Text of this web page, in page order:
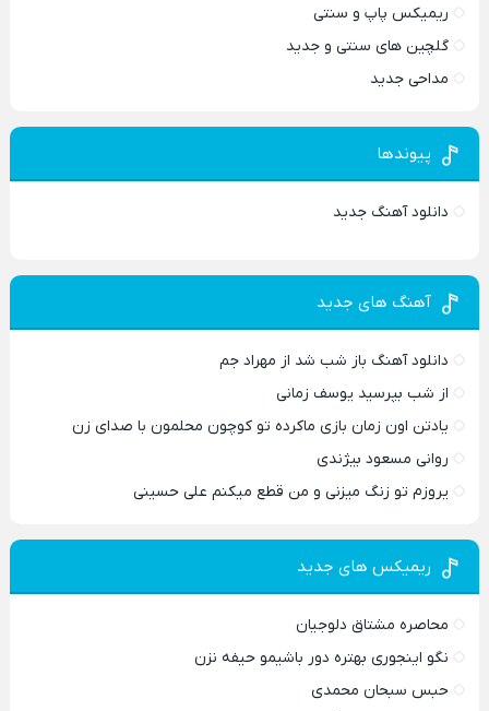
ریمیکس پاپ و سنتی
گلچین های سنتی و جدید
مداحی جدید
پیوندها
دانلود آهنگ جدید
آهنگ های جدید
دانلود آهنگ باز شب شد از مهراد جم
از شب بپرسید یوسف زمانی
یادتن اون زمان بازی ماکرده تو کوچون محلمون با صدای زن
روانی مسعود بیژندی
یروزم تو زنگ میزنی و من قطع میکنم علی حسینی
ریمیکس های جدید
محاصره مشتاق دلوجیان
نگو اینجوری بهتره دور باشیمو حیفه نزن
حبس سبحان محمدی